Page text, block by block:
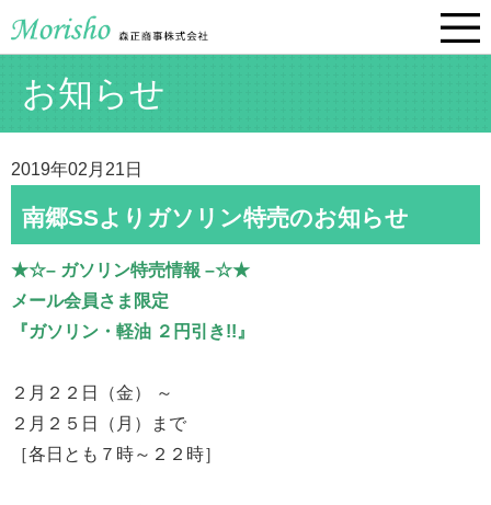
お知らせ
2019年02月21日
南郷SSよりガソリン特売のお知らせ
★☆– ガソリン特売情報 –☆★
メール会員さま限定
『ガソリン・軽油 ２円引き!!』
２月２２日（金） ～
２月２５日（月）まで
［各日とも７時～２２時］